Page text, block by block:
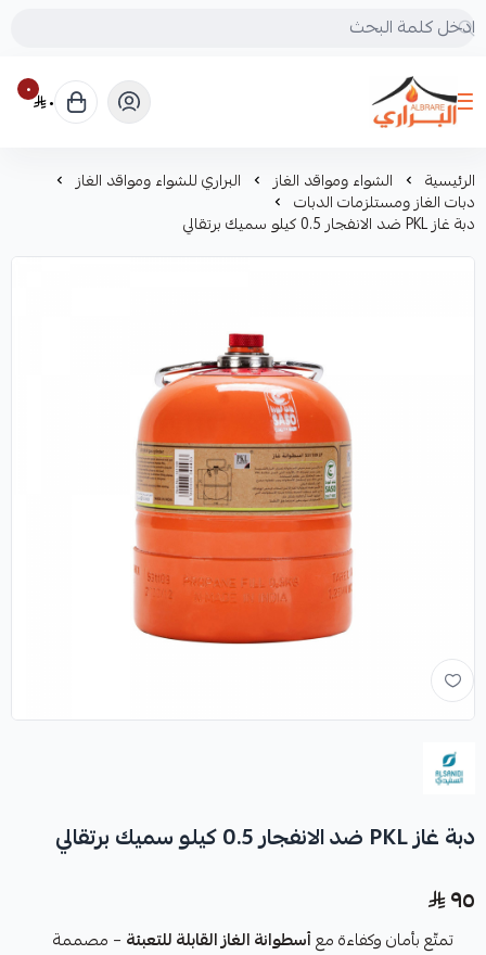
البراري للرحلات
٠ ٠
الرئيسية الشواء ومواقد الغاز البراري للشواء ومواقد الغاز
دبات الغاز ومستلزمات الدبات
دبة غاز PKL ضد الانفجار 0.5 كيلو سميك برتقالي
دبة غاز PKL ضد الانفجار 0.5 كيلو سميك برتقالي
٩٥
تمتّع بأمان وكفاءة معأسطوانة الغاز القابلة للتعبئة – مصممة